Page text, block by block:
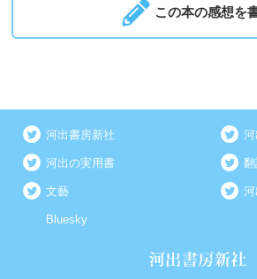
この本の感想を
河出書房新社
河出の実用書
文藝
Bluesky